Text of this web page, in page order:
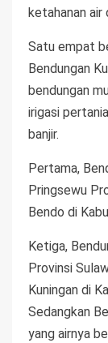
ketahanan air
Satu empat
Bendungan
bendungan
irigasi
banjir.
Pertama,
Pringsewu
Bendo di
Ketiga,
Provinsi
Kuningan di
Sedangkan
yang airnya